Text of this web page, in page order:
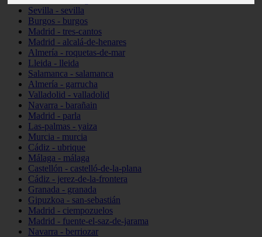
Sevilla - sevilla
Burgos - burgos
Madrid - tres-cantos
Madrid - alcalá-de-henares
Almería - roquetas-de-mar
Lleida - lleida
Salamanca - salamanca
Almería - garrucha
Valladolid - valladolid
Navarra - barañain
Madrid - parla
Las-palmas - yaiza
Murcia - murcia
Cádiz - ubrique
Málaga - málaga
Castellón - castelló-de-la-plana
Cádiz - jerez-de-la-frontera
Granada - granada
Gipuzkoa - san-sebastián
Madrid - ciempozuelos
Madrid - fuente-el-saz-de-jarama
Navarra - berriozar